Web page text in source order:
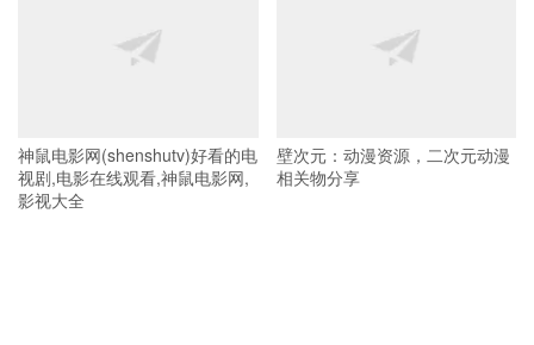
神鼠电影网(shenshutv)好看的电
视剧,电影在线观看,神鼠电影网,
影视大全
壁次元：动漫资源，二次元动漫
相关物分享